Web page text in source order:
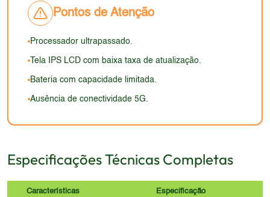
Pontos de Atenção
Processador ultrapassado.
Tela IPS LCD com baixa taxa de atualização.
Bateria com capacidade limitada.
Ausência de conectividade 5G.
Especificações Técnicas Completas
Características Especificação